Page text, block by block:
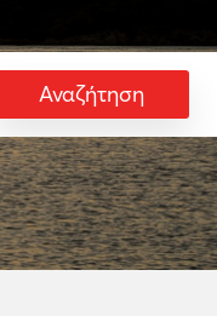
Αναζήτηση